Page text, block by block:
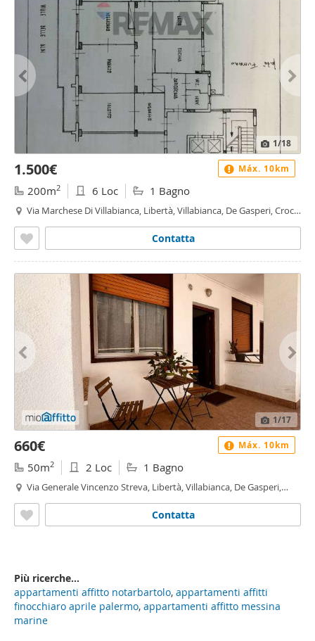
1/18
1.500€
200m2 6 Loc 1 Bagno
Via Marchese Di Villabianca, Libertà, Villabianca, De Gasperi, Croce
Contatta
Máx. 10km
1/17
660€
50m2 2 Loc 1 Bagno
Via Generale Vincenzo Streva, Libertà, Villabianca, De Gasperi,
Contatta
Máx. 10km
Più ricerche...
appartamenti affitto notarbartolo, appartamenti affitti
finocchiaro aprile palermo, appartamenti affitto messina
marine